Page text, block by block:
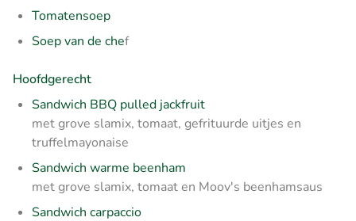
Tomatensoep
Soep van de chef
Hoofdgerecht
Sandwich BBQ pulled jackfruit
met grove slamix, tomaat, gefrituurde uitjes en
truffelmayonaise
Sandwich warme beenham
met grove slamix, tomaat en Moov's beenhamsaus
Sandwich carpaccio